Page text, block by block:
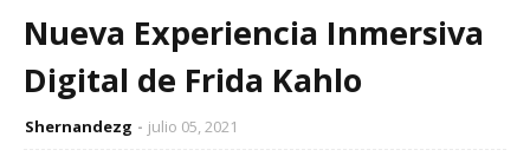
Nueva Experiencia Inmersiva
Digital de Frida Kahlo
Shernandezg julio 05, 2021